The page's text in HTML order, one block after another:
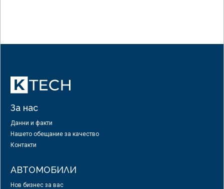
За нас
Данни и факти
Нашето обещание за качество
Контакти
АВТОМОБИЛИ
Нов бизнес за вас